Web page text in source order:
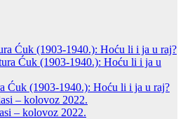
Ćuk (1903-1940.): Hoću li i ja u raj?
Ćuk (1903-1940.): Hoću li i ja u
Ćuk (1903-1940.): Hoću li i ja u raj?
– kolovoz 2022.
– kolovoz 2022.